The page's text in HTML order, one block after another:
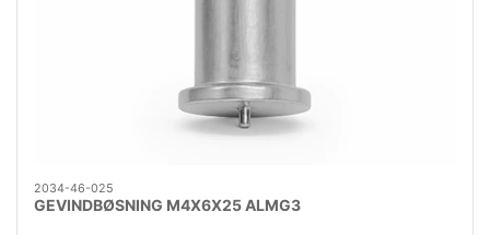
2034-46-025
GEVINDBØSNING M4X6X25 ALMG3